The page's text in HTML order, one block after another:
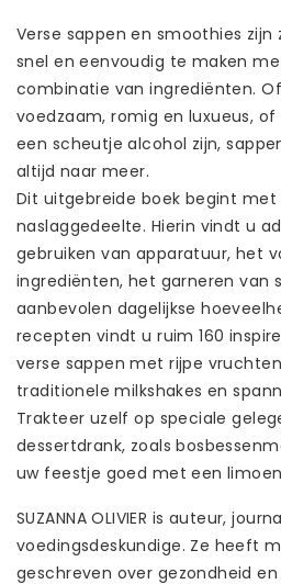
Verse sappen en smoothies zijn
snel en eenvoudig te maken
combinatie van ingrediënten.
voedzaam, romig en luxueus,
een scheutje alcohol zijn,
altijd naar meer.
Dit uitgebreide boek begint
naslaggedeelte. Hierin vindt u
gebruiken van apparatuur, het
ingrediënten, het garneren van
aanbevolen dagelijkse
recepten vindt u ruim 160
verse sappen met rijpe
traditionele milkshakes en
Trakteer uzelf op speciale
dessertdrank, zoals
uw feestje goed met een
SUZANNA OLIVIER is auteur,
voedingsdeskundige. Ze heeft
geschreven over gezondheid